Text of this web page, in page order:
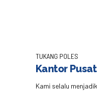
TUKANG POLES
Kantor Pusat
Kami selalu